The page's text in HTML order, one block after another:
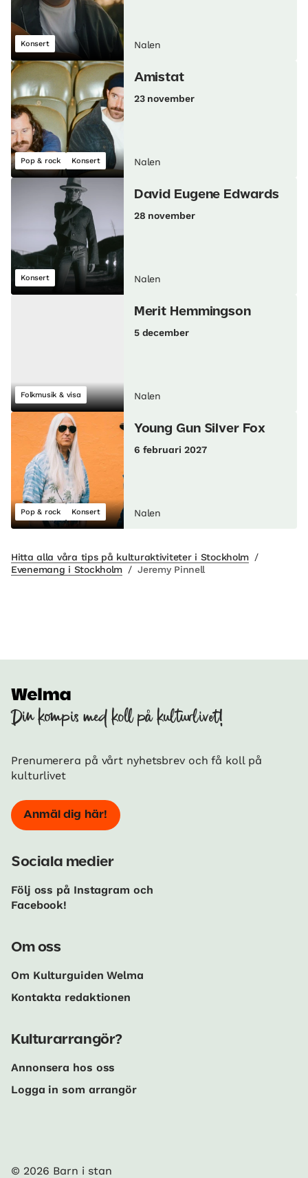
Konsert Nalen
Pop & rock Konsert
Amistat
23 november
Nalen
Konsert
David Eugene Edwards
28 november
Nalen
Folkmusik & visa
Merit Hemmingson
5 december
Nalen
Pop & rock Konsert
Young Gun Silver Fox
6 februari 2027
Nalen
Hitta alla våra tips på kulturaktiviteter i Stockholm /
Evenemang i Stockholm / Jeremy Pinnell
Din kompis med koll på kulturlivet!
Prenumerera på vårt nyhetsbrev och få koll på
kulturlivet
Anmäl dig här!
Sociala medier
Följ oss på Instagram och
Facebook!
Om oss
Om Kulturguiden Welma
Kontakta redaktionen
Kulturarrangör?
Annonsera hos oss
Logga in som arrangör
© 2026 Barn i stan